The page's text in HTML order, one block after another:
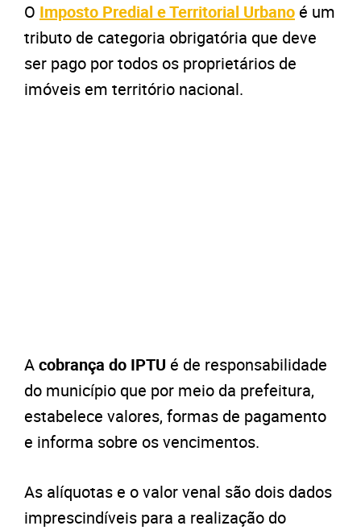
O Imposto Predial e Territorial Urbano é um
tributo de categoria obrigatória que deve
ser pago por todos os proprietários de
imóveis em território nacional.
Acobrança do IPTU é de responsabilidade
do município que por meio da prefeitura,
estabelece valores, formas de pagamento
e informa sobre os vencimentos.
As alíquotas e o valor venal são dois dados
imprescindíveis para a realização do